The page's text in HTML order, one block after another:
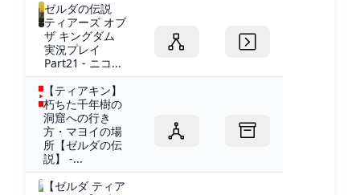
ゼルダの伝説
ティアーズ オブ
ザ キングダム
実況プレイ
Part21 - ニコ...
【ティアキン】
朽ちた千年樹の
洞窟への行き
方・マヨイの場
所【ゼルダの伝
説】 -...
【ゼルダ ティア